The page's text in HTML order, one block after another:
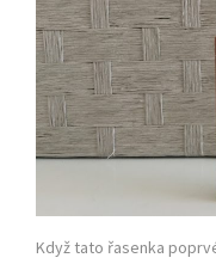
Když tato řasenka